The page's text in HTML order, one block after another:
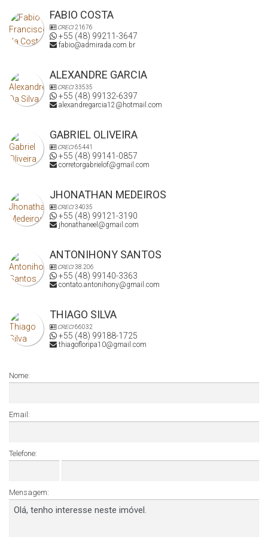
FABIO COSTA
CRECI21676
+55 (48) 99211-3647
fabio@admirada.com.br
ALEXANDRE GARCIA
CRECI33535
+55 (48) 99132-6397
alexandregarcia12@hotmail.com
GABRIEL OLIVEIRA
CRECI65441
+55 (48) 99141-0857
corretorgabrielof@gmail.com
JHONATHAN MEDEIROS
CRECI34035
+55 (48) 99121-3190
jhonathaneel@gmail.com
ANTONIHONY SANTOS
CRECI38.206
+55 (48) 99140-3363
contato.antonihony@gmail.com
THIAGO SILVA
CRECI66032
+55 (48) 99188-1725
thiagofloripa10@gmail.com
Nome:
Email:
Telefone:
Mensagem: